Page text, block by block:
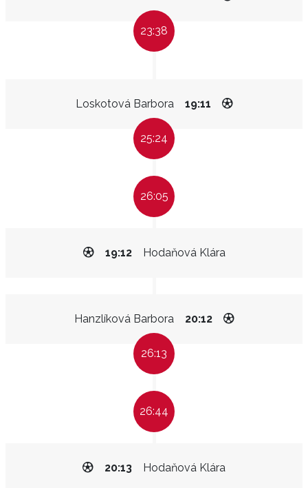
23:38
Loskotová Barbora 19:11
25:24
26:05
Hodaňová Klára
19:12
Hanzlíková Barbora 20:12
26:13
26:44
Hodaňová Klára
20:13